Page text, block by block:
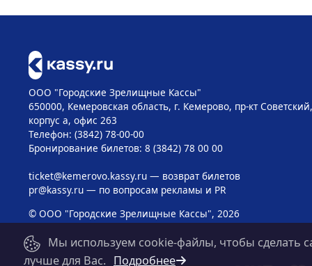
ООО "Городские Зрелищные Кассы"
650000, Кемеровская область, г. Кемерово, пр-кт
корпус а, офис 263
Телефон: (3842) 78-00-00
Бронирование билетов: 8 (3842) 78 00 00
ticket@kemerovo.kassy.ru— возврат билетов
pr@kassy.ru— по вопросам рекламы и PR
© ООО "Городские Зрелищные Кассы", 2026
Мы используем cookie-файлы, чтобы сделать
лучше для Вас. Подробнее